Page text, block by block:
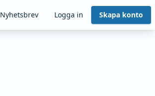
Nyhetsbrev Logga in Skapa konto